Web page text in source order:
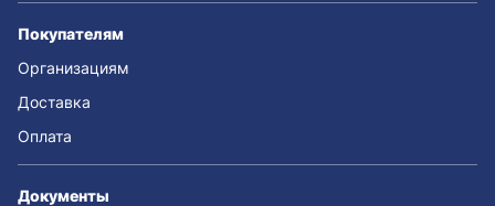
Покупателям
Организациям
Доставка
Оплата
Документы